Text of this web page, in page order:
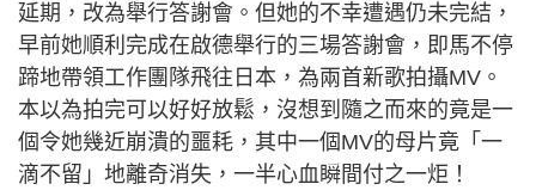
延期，改為舉行答謝會。但她的不幸遭遇仍未完結，
早前她順利完成在啟德舉行的三場答謝會，即馬不停
蹄地帶領工作團隊飛往日本，為兩首新歌拍攝MV。
本以為拍完可以好好放鬆，沒想到隨之而來的竟是一
個令她幾近崩潰的噩耗，其中一個MV的母片竟「一
滴不留」地離奇消失，一半心血瞬間付之一炬！